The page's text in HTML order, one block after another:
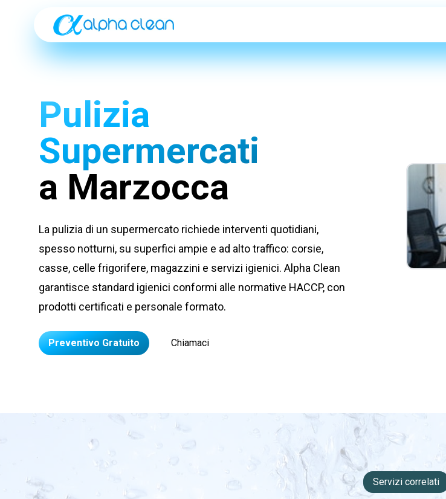
Pulizia
Supermercati
a Marzocca
La pulizia di un supermercato richiede interventi quotidiani,
spesso notturni, su superfici ampie e ad alto traffico: corsie,
casse, celle frigorifere, magazzini e servizi igienici. Alpha Clean
garantisce standard igienici conformi alle normative HACCP, con
prodotti certificati e personale formato.
Preventivo Gratuito Chiamaci
Servizi correlati